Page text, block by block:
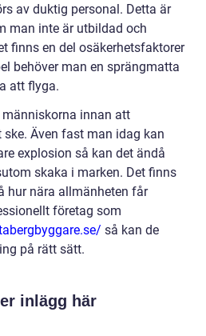
av duktig personal. Detta är
man inte är utbildad och
finns en del osäkerhetsfaktorer
behöver man en sprängmatta
att flyga.
innan att
Även fast man idag kan
explosion så kan det ändå
skaka i marken. Det finns
hur nära allmänheten får
företag som
så kan de
på rätt sätt.
inlägg här